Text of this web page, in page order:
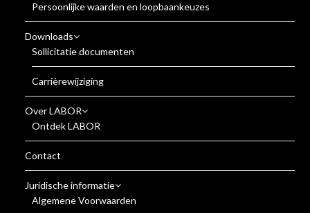
Persoonlijke waarden en loopbaankeuzes
Downloads
Sollicitatie documenten
Carrièrewijziging
Over LABOR
Ontdek LABOR
Contact
Juridische informatie
Algemene Voorwaarden